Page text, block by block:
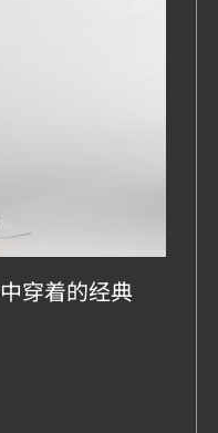
穿着的经典